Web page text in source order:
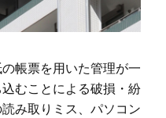
帳票を用いた管理が一
むことによる破損・紛
み取りミス、パソコン